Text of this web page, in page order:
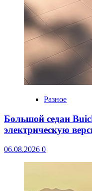
Разное
Большой седан
электрическую
06.08.2026 0